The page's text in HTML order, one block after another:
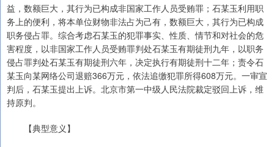
益，数额巨大，其行为已构成非国家工作人员受贿罪；石某玉利用职
务上的便利，将本单位财物非法占为己有，数额巨大，其行为已构成
职务侵占罪。综合考虑石某玉的犯罪事实、性质、情节和对社会的危
害程度，以非国家工作人员受贿罪判处石某玉有期徒刑九年，以职务
侵占罪判处石某玉有期徒刑六年，决定执行有期徒刑十二年；责令石
某玉向某网络公司退赔366万元，依法追缴犯罪所得608万元。一审宣
判后，石某玉提出上诉。北京市第一中级人民法院裁定驳回上诉，维
持原判。
【典型意义】